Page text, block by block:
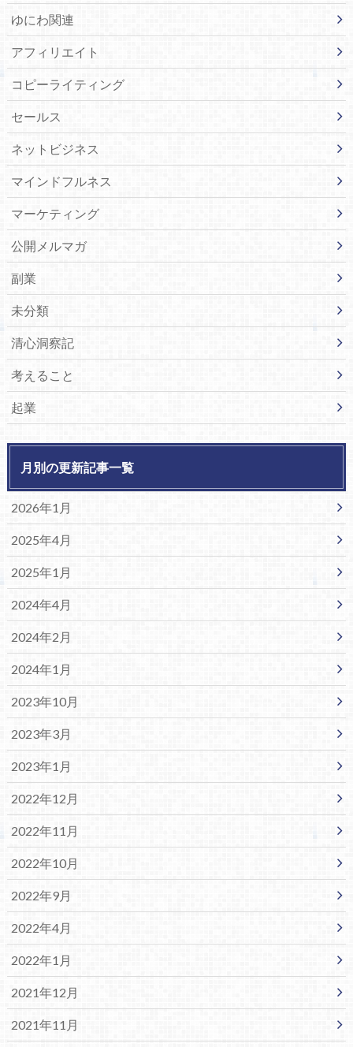
ゆにわ関連
アフィリエイト
コピーライティング
セールス
ネットビジネス
マインドフルネス
マーケティング
公開メルマガ
副業
未分類
清心洞察記
考えること
起業
月別の更新記事一覧
2026年1月
2025年4月
2025年1月
2024年4月
2024年2月
2024年1月
2023年10月
2023年3月
2023年1月
2022年12月
2022年11月
2022年10月
2022年9月
2022年4月
2022年1月
2021年12月
2021年11月